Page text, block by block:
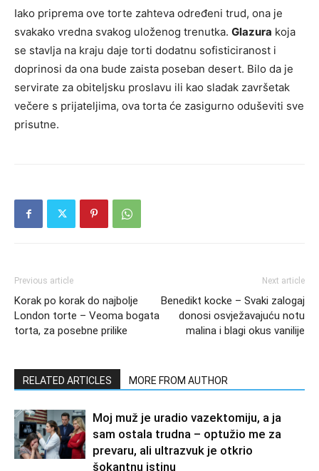
Iako priprema ove torte zahteva određeni trud, ona je
svakako vredna svakog uloženog trenutka. Glazura koja
se stavlja na kraju daje torti dodatnu sofisticiranost i
doprinosi da ona bude zaista poseban desert. Bilo da je
servirate za obiteljsku proslavu ili kao sladak završetak
večere s prijateljima, ova torta će zasigurno oduševiti sve
prisutne.
Previous article
Korak po korak do najbolje
London torte – Veoma bogata
torta, za posebne prilike
Next article
Benedikt kocke – Svaki zalogaj
donosi osvježavajuću notu
malina i blagi okus vanilije
RELATED ARTICLES MORE FROM AUTHOR
Moj muž je uradio vazektomiju, a ja
sam ostala trudna – optužio me za
prevaru, ali ultrazvuk je otkrio
šokantnu istinu